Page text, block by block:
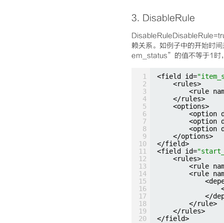
3. DisableRule
赖关系。如例子中的开始时
em_status”的值不等于1时
1
2
3
4
5
6
7
8
9
10
11
12
13
14
15
16
17
18
19
20
<field id=
<rules>
<rule
</rules>
<options>
<option
<option
<option
</options>
</field>
<field id=
<rules>
<rule
<rule
</
</rule>
</rules>
</field>